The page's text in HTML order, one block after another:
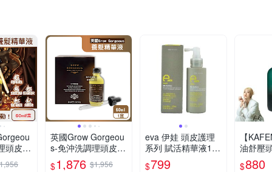
頭皮強
華液6
英國Grow Gorgeou
s-免沖洗調理頭皮強
健髮根養髮精華液6
$1,876 $1,956
eva 伊娃 頭皮護理
系列 賦活精華液100
ML 易落髮頭皮、強
$799
【
油舒壓
20ml
$880